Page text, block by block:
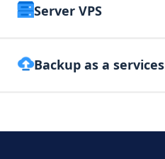
Server VPS
Backup as a services